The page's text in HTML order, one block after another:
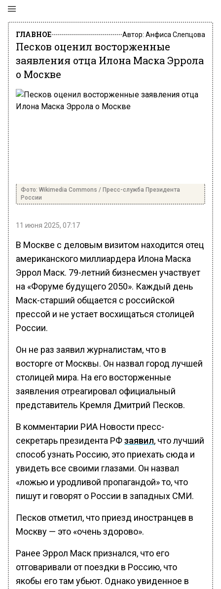
ГЛАВНОЕ Автор: Анфиса Слепцова
Песков оценил восторженные
заявления отца Илона Маска Эррола
о Москве
Фото: Wikimedia Commons / Пресс-служба Президента
России
11 июня 2025, 07:17
В Москве с деловым визитом находится отец
американского миллиардера Илона Маска
Эррол Маск. 79-летний бизнесмен участвует
на «Форуме будущего 2050». Каждый день
Маск-старший общается с российской
прессой и не устает восхищаться столицей
России.
Он не раз заявил журналистам, что в
восторге от Москвы. Он назвал город лучшей
столицей мира. На его восторженные
заявления отреагировал официальный
представитель Кремля Дмитрий Песков.
В комментарии РИА Новости пресс-
секретарь президента РФзаявил, что лучший
способ узнать Россию, это приехать сюда и
увидеть все своими глазами. Он назвал
«ложью и уродливой пропагандой» то, что
пишут и говорят о России в западных СМИ.
Песков отметил, что приезд иностранцев в
Москву — это «очень здорово».
Ранее Эррол Маск признался, что его
отговаривали от поездки в Россию, что
якобы его там убьют. Однако увиденное в